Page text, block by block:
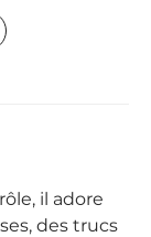
il adore
des trucs